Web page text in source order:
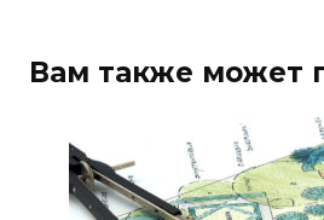
Вам также может